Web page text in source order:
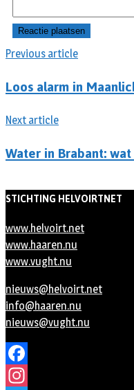
Previous article
Loos alarm in
Next article
Water in Brabant:
STICHTING HELVOIRTNET
www.helvoirt.net
www.haaren.nu
www.vught.nu
nieuws@helvoirt.net
info@haaren.nu
nieuws@vught.nu
Facebook